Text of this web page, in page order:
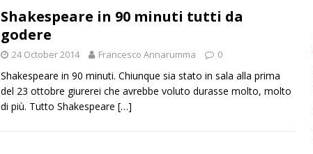
Shakespeare in 90 minuti tutti da
godere
24 October 2014 Francesco Annarumma 0
Shakespeare in 90 minuti. Chiunque sia stato in sala alla prima
del 23 ottobre giurerei che avrebbe voluto durasse molto, molto
di più. Tutto Shakespeare […]